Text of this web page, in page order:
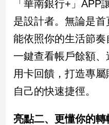
築/
室
內
設
計
遊/
食
「華南銀行+」APP
是設計者。無論是
能依照你的生活節
一鍵查看帳戶餘額
用卡回饋，打造專
自己的快速捷徑。
亮點二、更懂你的轉